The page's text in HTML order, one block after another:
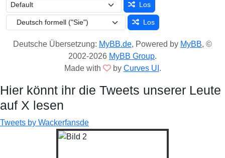
Los
Los
Deutsche Übersetzung: MyBB.de, Powered by MyBB, ©
2002-2026 MyBB Group.
Made with
by Curves UI .
Hier könnt ihr die Tweets unserer Leute
auf X lesen
Tweets by Wackerfansde